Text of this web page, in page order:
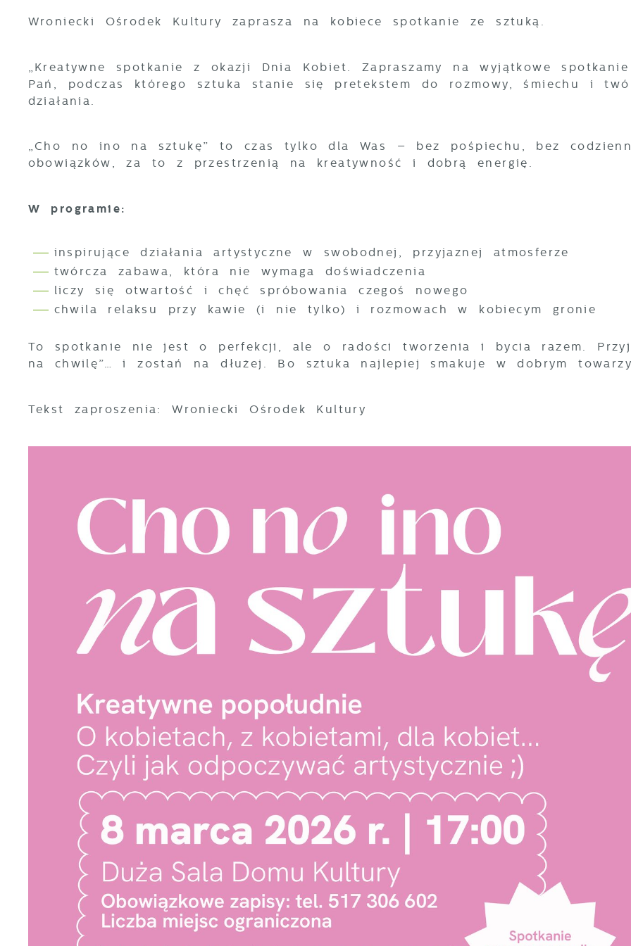
Wroniecki Ośrodek Kultury zaprasza na kobiece spotkanie ze sztuką.
„Kreatywne spotkanie z okazji Dnia Kobiet. Zapraszamy na wyjątkowe
Pań, podczas którego sztuka stanie się pretekstem do rozmowy, śmiechu i
działania.
„Cho no ino na sztukę” to czas tylko dla Was – bez pośpiechu, bez
obowiązków, za to z przestrzenią na kreatywność i dobrą energię.
W programie:
inspirujące działania artystyczne w swobodnej, przyjaznej atmosferze
twórcza zabawa, która nie wymaga doświadczenia
liczy się otwartość i chęć spróbowania czegoś nowego
chwila relaksu przy kawie (i nie tylko) i rozmowach w kobiecym gronie
To spotkanie nie jest o perfekcji, ale o radości tworzenia i bycia razem.
na chwilę”… i zostań na dłużej. Bo sztuka najlepiej smakuje w dobrym
Tekst zaproszenia: Wroniecki Ośrodek Kultury
Ustawienia
Szanujemy Twoją prywatność. Możesz zmienić ustawienia
cookies lub zaakceptować je wszystkie. W dowolnym
momencie możesz dokonać zmiany swoich ustawień.
Niezbędne
Niezbędne pliki cookies służą do prawidłowego
funkcjonowania strony internetowej i umożliwiają Ci